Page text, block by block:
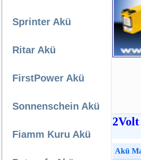
Sprinter Akü
Ritar Akü
FirstPower Akü
Sonnenschein Akü
Fiamm Kuru Akü
Akü